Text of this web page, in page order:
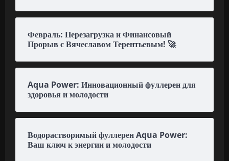
Февраль: Перезагрузка и Финансовый
Прорыв с Вячеславом Терентьевым! 🚀
Aqua Power: Инновационный фуллерен для
здоровья и молодости
Водорастворимый фуллерен Aqua Power:
Ваш ключ к энергии и молодости